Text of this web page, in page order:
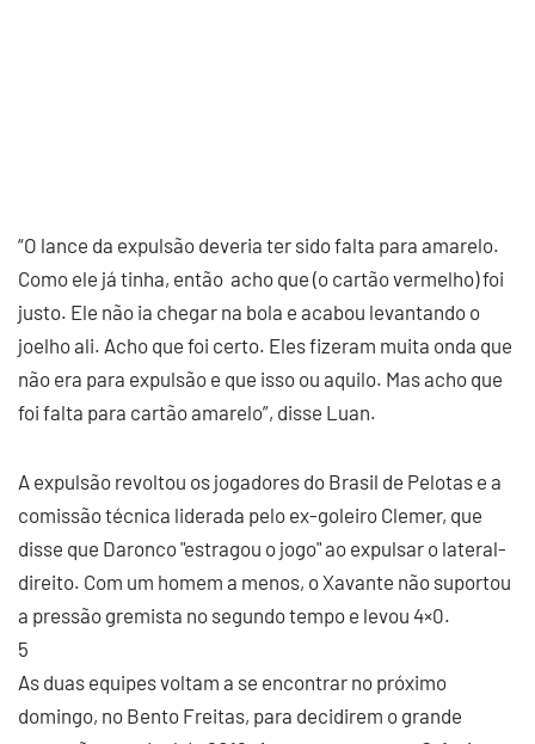
“O lance da expulsão deveria ter sido falta para amarelo.
Como ele já tinha, então acho que (o cartão vermelho) foi
justo. Ele não ia chegar na bola e acabou levantando o
joelho ali. Acho que foi certo. Eles fizeram muita onda que
não era para expulsão e que isso ou aquilo. Mas acho que
foi falta para cartão amarelo”, disse Luan.
A expulsão revoltou os jogadores do Brasil de Pelotas e a
comissão técnica liderada pelo ex-goleiro Clemer, que
disse que Daronco "estragou o jogo" ao expulsar o lateral-
direito. Com um homem a menos, o Xavante não suportou
a pressão gremista no segundo tempo e levou 4×0.
5
As duas equipes voltam a se encontrar no próximo
domingo, no Bento Freitas, para decidirem o grande